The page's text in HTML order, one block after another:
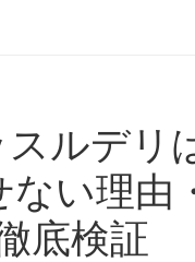
スルデリ
ない理由
底検証